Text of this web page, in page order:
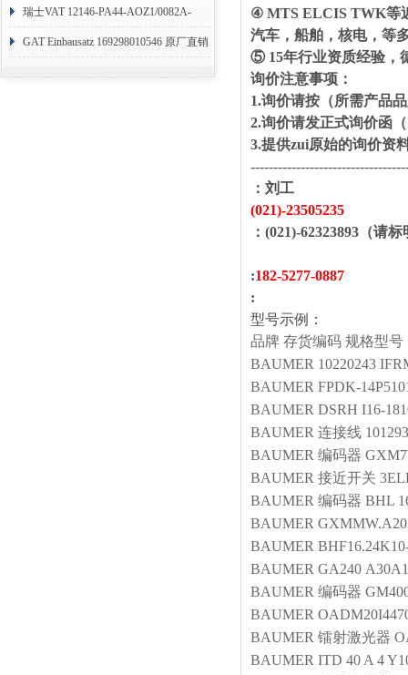
目表）
瑞士VAT 12146-PA44-AOZ1/0082A-
1173938
GAT Einbausatz 169298010546 原厂直销
④ MTS ELCIS TWK等
汽车，船舶，核电，等
⑤ 15年行业资质经验，
询价注意事项：
1.询价请按（所需产
2.询价请发正式询价
3.提供zui原始的询价资
： 刘工
(021)-23505235
：(021)-62323893（请
:182-5277-0887
:
型号示例：
品牌 存货编码 规格型号
BAUMER 10220243
BAUMER FPDK-
BAUMER DSRH I16-
BAUMER 连接线
BAUMER 编码器
BAUMER 接近开关
BAUMER 编码器 BHL
BAUMER
BAUMER
BAUMER GA240
BAUMER 编码器
BAUMER
BAUMER 镭射激光器
BAUMER ITD 40 A 4